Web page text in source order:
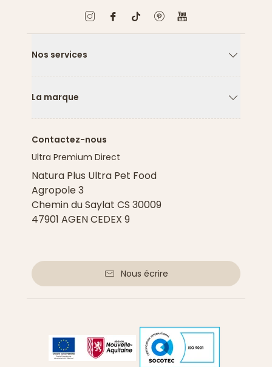
Nos services
La marque
Contactez-nous
Ultra Premium Direct
Natura Plus Ultra Pet Food
Agropole 3
Chemin du Saylat CS 30009
47901 AGEN CEDEX 9
Nous écrire